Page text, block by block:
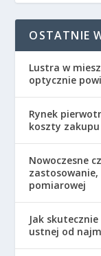
OSTATNIE
Lustra w
optycznie
Rynek
koszty zakupu
Nowoczesne
pomiarowej
Jak
ustnej od